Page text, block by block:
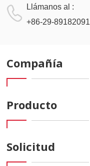
Llámanos al :
+86-29-89182091
Compañía
Producto
Solicitud